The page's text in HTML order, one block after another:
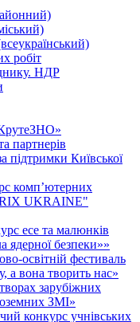
робіт
НДР
партнерів
Київської
комп’ютерних
UKRAINE"
есе та малюнків
ядерної безпеки»»
освітній фестиваль
а вона творить нас»
зарубіжних
ЗМІ»
конкурс учнівських